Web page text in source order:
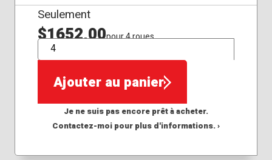
Seulement
$1652,00pour 4 roues
QTÉ
Ajouter au panier
Je ne suis pas encore prêt à acheter.
Contactez-moi pour plus d'informations. ›